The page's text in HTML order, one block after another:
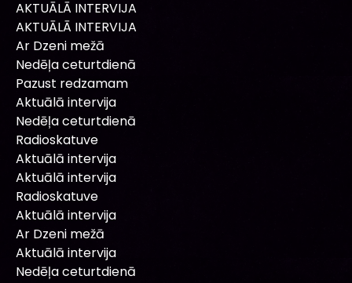
AKTUĀLĀ INTERVIJA
AKTUĀLĀ INTERVIJA
Ar Dzeni mežā
Nedēļa ceturtdienā
Pazust redzamam
Aktuālā intervija
Nedēļa ceturtdienā
Radioskatuve
Aktuālā intervija
Aktuālā intervija
Radioskatuve
Aktuālā intervija
Ar Dzeni mežā
Aktuālā intervija
Nedēļa ceturtdienā